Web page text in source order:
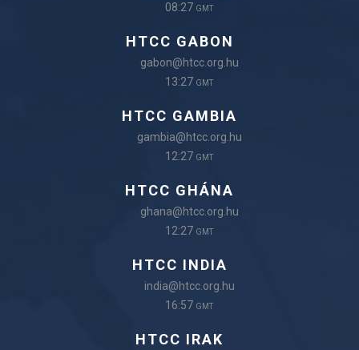
08:27 GMT
HTCC GABON
gabon@htcc.org.hu
13:27 GMT
HTCC GAMBIA
gambia@htcc.org.hu
12:27 GMT
HTCC GHÁNA
ghana@htcc.org.hu
12:27 GMT
HTCC INDIA
india@htcc.org.hu
16:57 GMT
HTCC IRAK